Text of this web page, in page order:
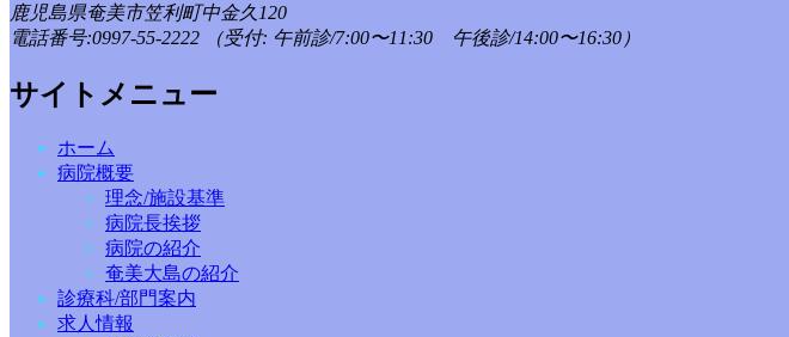
鹿児島県奄美市笠利町中金久120
電話番号:0997-55-2222
（受付: 午前診/7:00〜11:30 午後診/14:00〜16:30）
サイトメニュー
ホーム
病院概要
理念/施設基準
病院長挨拶
病院の紹介
奄美大島の紹介
診療科/部門案内
求人情報